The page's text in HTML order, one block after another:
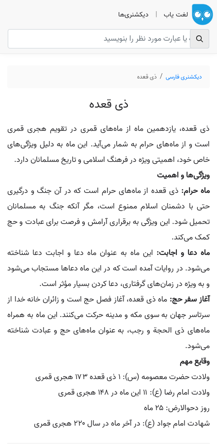
لغت یاب | دیکشنری‌ها
دیکشنری فارسی ذی قعده
ذی قعده
ذی قعده، یازدهمین ماه از ماه‌های قمری در تقویم هجری قمری
است و از ماه‌های حرام به شمار می‌آید. این ماه به دلیل ویژگی‌های
خاص خود، اهمیتی ویژه در فرهنگ اسلامی و تاریخ مسلمانان دارد.
ویژگی‌ها و اهمیت
ماه حرام: ذی قعده از ماه‌های حرام است که در آن جنگ و درگیری
حتی با دشمنان اسلام ممنوع است، مگر آنکه جنگ به مسلمانان
تحمیل شود. این ویژگی به برقراری آرامش و فرصت برای عبادت و حج
کمک می‌کند.
ماه دعا و اجابت: این ماه به عنوان ماه دعا و اجابت دعا شناخته
می‌شود. در روایات آمده است که در این ماه دعاها مستجاب می‌شود
و به ویژه در زمان‌های گرفتاری، دعا کردن بسیار مؤثر است.
آغاز سفر حج: ماه ذی قعده، آغاز فصل حج است و زائران خانه خدا از
سرتاسر جهان به سوی مکه و مدینه حرکت می‌کنند. این ماه به همراه
ماه‌های ذی الحجة و رجب، به عنوان ماه‌های حج و عبادت شناخته
می‌شود.
وقایع مهم
ولادت حضرت معصومه (س): ۱ ذی قعده ۱۷۳ هجری قمری
ولادت امام رضا (ع): ۱۱ این ماه در ۱۴۸ هجری قمری
روز دحوالارض: ۲۵ ماه
شهادت امام جواد (ع): در آخر ماه در سال ۲۲۰ هجری قمری